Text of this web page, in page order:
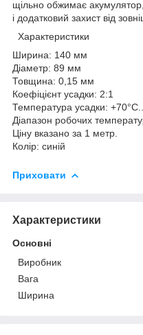
щільно обжимає
і додатковий захист від
Характеристики
Ширина: 140 мм
Діаметр: 89 мм
Товщина: 0,15 мм
Коефіцієнт усадки: 2:1
Температура усадки:
Діапазон робочих
Ціну вказано за 1 метр.
Колір: синій
Приховати
Характеристики
Основні
Виробник
Вага
Ширина